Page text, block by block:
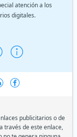
atención a los
digitales.
publicitarios o de
través de este enlace,